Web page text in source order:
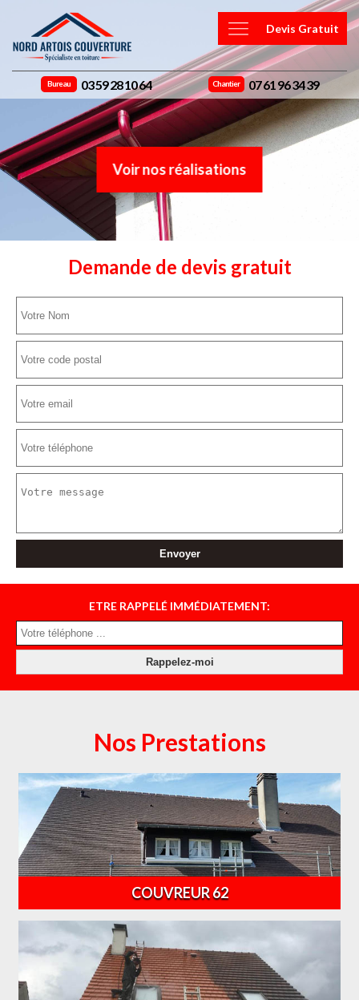
Devis Gratuit
Bureau 03 59 28 10 64 Chantier 07 61 96 34 39
Voir nos réalisations
Demande de devis gratuit
ETRE RAPPELÉ IMMÉDIATEMENT:
Nos Prestations
COUVREUR 62